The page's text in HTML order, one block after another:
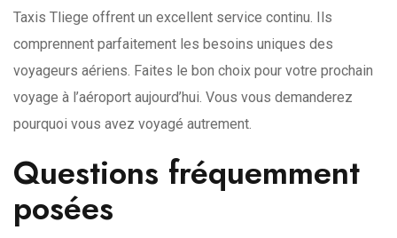
Taxis Tliege offrent un excellent service continu. Ils
comprennent parfaitement les besoins uniques des
voyageurs aériens. Faites le bon choix pour votre prochain
voyage à l’aéroport aujourd’hui. Vous vous demanderez
pourquoi vous avez voyagé autrement.
Questions fréquemment
posées